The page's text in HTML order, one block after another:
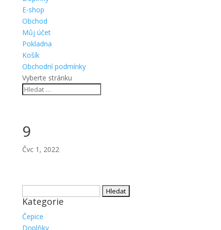
E-shop
Obchod
Můj účet
Pokladna
Košík
Obchodní podmínky
Vyberte stránku
9
Čvc 1, 2022
Kategorie
Čepice
Doplňky